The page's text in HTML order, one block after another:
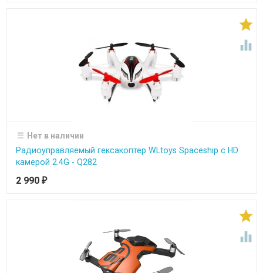


Нет в наличии
Радиоуправляемый гексакоптер WLtoys Spaceship с HD
камерой 2.4G - Q282
2 990 ₽

